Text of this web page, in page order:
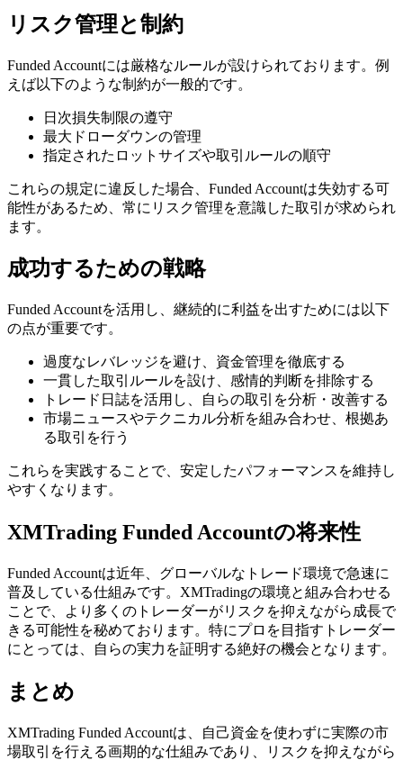
リスク管理と制約
Funded Accountには厳格なルールが設けられております。例
えば以下のような制約が一般的です。
日次損失制限の遵守
最大ドローダウンの管理
指定されたロットサイズや取引ルールの順守
これらの規定に違反した場合、Funded Accountは失効する可
能性があるため、常にリスク管理を意識した取引が求められ
ます。
成功するための戦略
Funded Accountを活用し、継続的に利益を出すためには以下
の点が重要です。
過度なレバレッジを避け、資金管理を徹底する
一貫した取引ルールを設け、感情的判断を排除する
トレード日誌を活用し、自らの取引を分析・改善する
市場ニュースやテクニカル分析を組み合わせ、根拠あ
る取引を行う
これらを実践することで、安定したパフォーマンスを維持し
やすくなります。
XMTrading Funded Accountの将来性
Funded Accountは近年、グローバルなトレード環境で急速に
普及している仕組みです。XMTradingの環境と組み合わせる
ことで、より多くのトレーダーがリスクを抑えながら成長で
きる可能性を秘めております。特にプロを目指すトレーダー
にとっては、自らの実力を証明する絶好の機会となります。
まとめ
XMTrading Funded Accountは、自己資金を使わずに実際の市
場取引を行える画期的な仕組みであり、リスクを抑えながら